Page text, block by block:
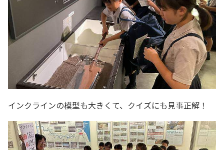
インクラインの模型も大きくて、クイズにも見事正解！